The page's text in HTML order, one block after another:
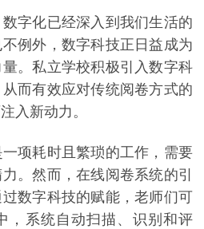
化已经深入到我们生活的
例外，数字科技正日益成为
。私立学校积极引入数字科
而有效应对传统阅卷方式的
入新动力。
耗时且繁琐的工作，需要
。然而，在线阅卷系统的引
数字科技的赋能，老师们可
，系统自动扫描、识别和评